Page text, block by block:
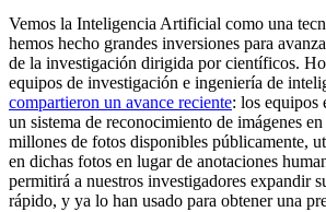
Vemos la Inteligencia Artificial como una
hemos hecho grandes inversiones para
de la investigación dirigida por científicos.
equipos de investigación e ingeniería de
compartieron un avance reciente: los equipos
un sistema de reconocimiento de imágenes
millones de fotos disponibles públicamente,
en dichas fotos en lugar de anotaciones
permitirá a nuestros investigadores expandir
rápido, y ya lo han usado para obtener una